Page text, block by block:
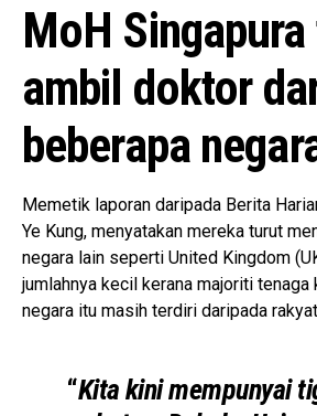
MoH
ambil doktor
beberapa
Memetik laporan daripada Berita
Ye Kung, menyatakan mereka turut
negara lain seperti United Kingdom
jumlahnya kecil kerana majoriti tenaga
negara itu masih terdiri daripada
“Kita kini mempunyai